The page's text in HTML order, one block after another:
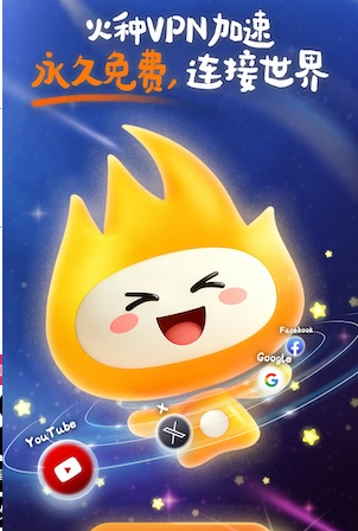
支持[0] 反对[0]
支持[0] 反对[0]
器
旋风加速器
雷霆加速 狂飙加速器
哔咔漫画
极光aurora加速器
小蓝鸟pvn加速器
豹加速器
爬梯子加速器
费的海外加速器 海外加速器试用一小时